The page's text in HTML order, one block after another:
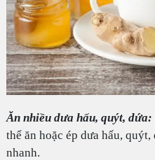
Ăn nhiều dưa hấu, quýt, dứa:
thể ăn hoặc ép dưa hấu,
nhanh.